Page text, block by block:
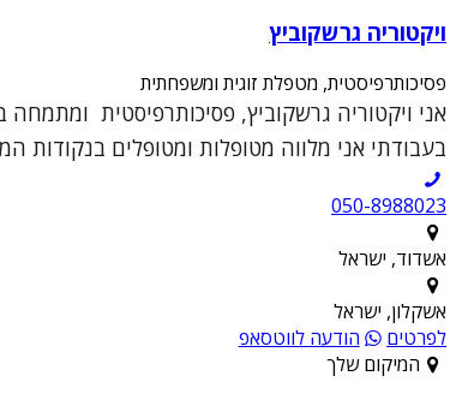
ויקטוריה גרשקוביץ
פסיכותרפיסטית, מטפלת זוגית ומשפחתית
אני ויקטוריה גרשקוביץ, פסיכותרפיסטית
בעבודתי אני מלווה מטופלות ומטופלים בנקודות
050-8988023
אשדוד, ישראל
אשקלון, ישראל
לפרטים
הודעה לווטסאפ
המיקום שלך